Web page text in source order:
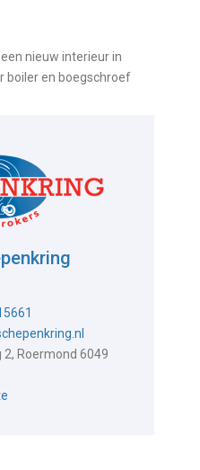
nieuw interieur in
boiler en boegschroef
2, Roermond 6049